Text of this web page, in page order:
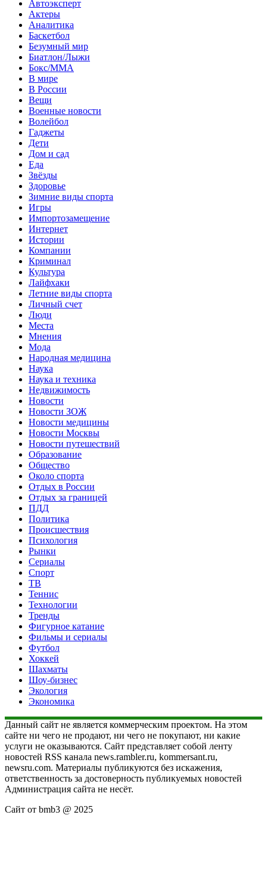
Автоэксперт
Актеры
Аналитика
Баскетбол
Безумный мир
Биатлон/Лыжи
Бокс/MMA
В мире
В России
Вещи
Военные новости
Волейбол
Гаджеты
Дети
Дом и сад
Еда
Звёзды
Здоровье
Зимние виды спорта
Игры
Импортозамещение
Интернет
Истории
Компании
Криминал
Культура
Лайфхаки
Летние виды спорта
Личный счет
Люди
Места
Мнения
Мода
Народная медицина
Наука
Наука и техника
Недвижимость
Новости
Новости ЗОЖ
Новости медицины
Новости Москвы
Новости путешествий
Образование
Общество
Около спорта
Отдых в России
Отдых за границей
ПДД
Политика
Происшествия
Психология
Рынки
Сериалы
Спорт
ТВ
Теннис
Технологии
Тренды
Фигурное катание
Фильмы и сериалы
Футбол
Хоккей
Шахматы
Шоу-бизнес
Экология
Экономика
Данный сайт не является коммерческим проектом. На этом
сайте ни чего не продают, ни чего не покупают, ни какие
услуги не оказываются. Сайт представляет собой ленту
новостей RSS канала news.rambler.ru, kommersant.ru,
newsru.com. Материалы публикуются без искажения,
ответственность за достоверность публикуемых новостей
Администрация сайта не несёт.
Сайт от bmb3 @ 2025